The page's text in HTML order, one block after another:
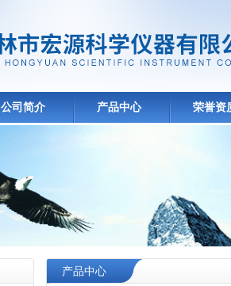
公司简介 产品中心 荣誉资
产品中心